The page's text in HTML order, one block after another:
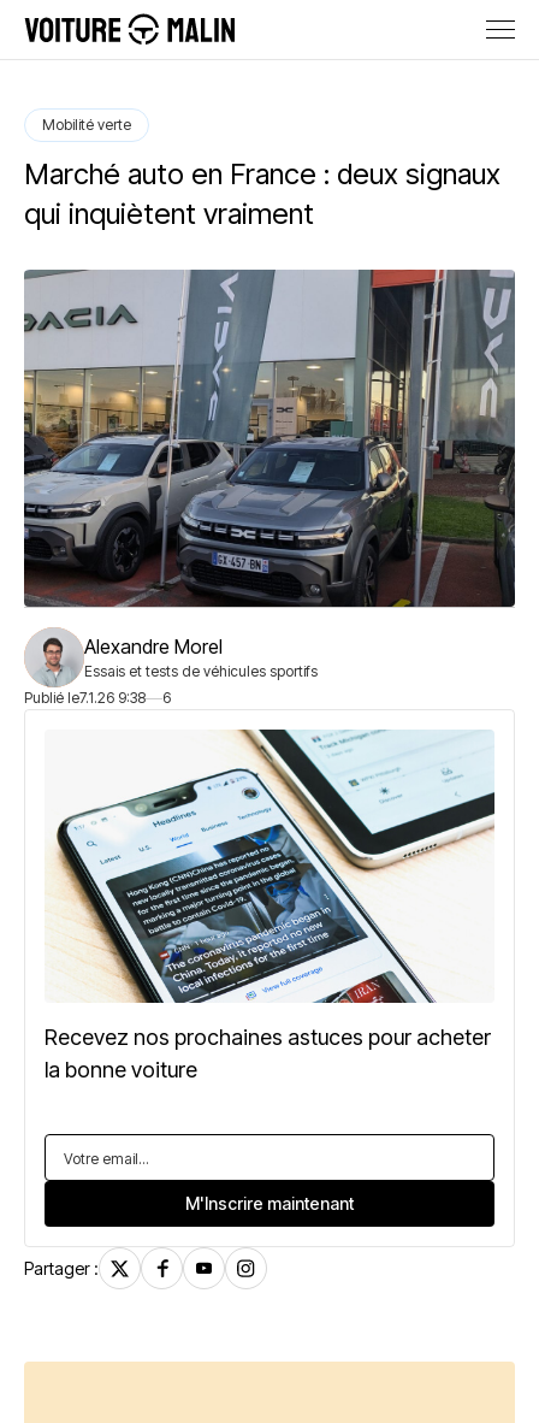
Mobilité verte
Marché auto en France : deux signaux
qui inquiètent vraiment
Alexandre Morel
Essais et tests de véhicules sportifs
Publié le7.1.26 9:38 6
Recevez nos prochaines astuces pour acheter
la bonne voiture
Partager :